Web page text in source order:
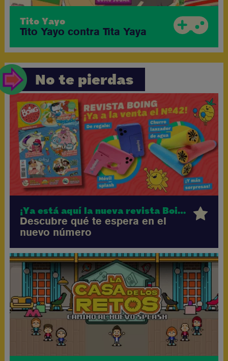
Tito Yayo
Tito Yayo contra Tita Yaya
No te pierdas
¡Ya está aquí la nueva revista Boing!
Descubre qué te espera en el
nuevo número